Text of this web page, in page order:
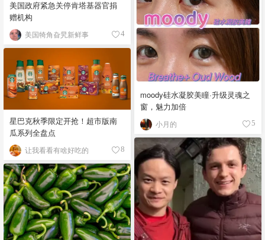
美国政府紧急关停肯塔基器官捐
赠机构
美国犄角旮旯新鲜事 4
moody硅水凝胶美瞳·升级灵魂之
窗，魅力加倍
小月的 5
星巴克秋季限定开抢！超市版南
瓜系列全盘点
让我看看有啥好吃的 8